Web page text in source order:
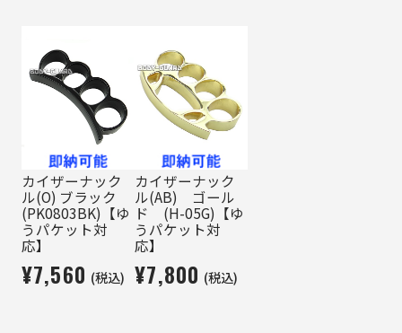
カイザーナック
ル(O) ブラック
(PK0803BK)【ゆ
うパケット対
応】
¥7,560 (税込)
カイザーナック
ル(AB) ゴール
ド (H-05G)【ゆ
うパケット対
応】
¥7,800 (税込)